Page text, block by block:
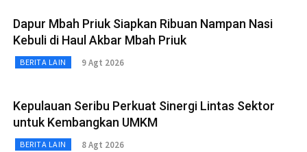
Dapur Mbah Priuk Siapkan Ribuan Nampan Nasi
Kebuli di Haul Akbar Mbah Priuk
BERITA LAIN 9 Agt 2026
Kepulauan Seribu Perkuat Sinergi Lintas Sektor
untuk Kembangkan UMKM
BERITA LAIN 8 Agt 2026